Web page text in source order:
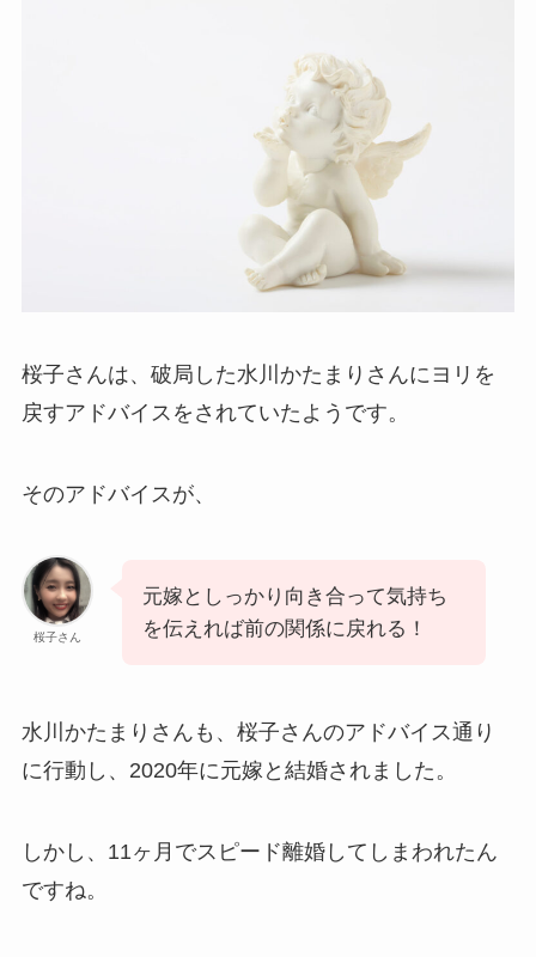
桜子さんは、破局した水川かたまりさんにヨリを
戻すアドバイスをされていたようです。
そのアドバイスが、
桜子さん
元嫁としっかり向き合って気持ち
を伝えれば前の関係に戻れる！
水川かたまりさんも、桜子さんのアドバイス通り
に行動し、2020年に元嫁と結婚されました。
しかし、11ヶ月でスピード離婚してしまわれたん
ですね。